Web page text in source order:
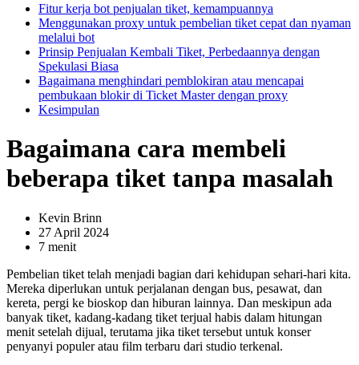
Fitur kerja bot penjualan tiket, kemampuannya
Menggunakan proxy untuk pembelian tiket cepat dan nyaman
melalui bot
Prinsip Penjualan Kembali Tiket, Perbedaannya dengan
Spekulasi Biasa
Bagaimana menghindari pemblokiran atau mencapai
pembukaan blokir di Ticket Master dengan proxy
Kesimpulan
Bagaimana cara membeli
beberapa tiket tanpa masalah
Kevin Brinn
27 April 2024
7 menit
Pembelian tiket telah menjadi bagian dari kehidupan sehari-hari kita.
Mereka diperlukan untuk perjalanan dengan bus, pesawat, dan
kereta, pergi ke bioskop dan hiburan lainnya. Dan meskipun ada
banyak tiket, kadang-kadang tiket terjual habis dalam hitungan
menit setelah dijual, terutama jika tiket tersebut untuk konser
penyanyi populer atau film terbaru dari studio terkenal.